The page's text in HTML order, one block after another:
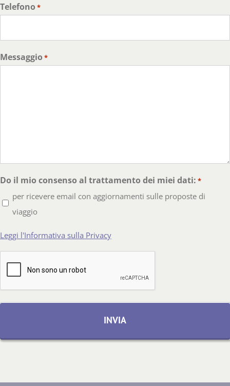
Telefono *
Messaggio *
Do il mio consenso al trattamento dei miei dati: *
per ricevere email con aggiornamenti sulle proposte di
viaggio
Leggi l'Informativa sulla Privacy